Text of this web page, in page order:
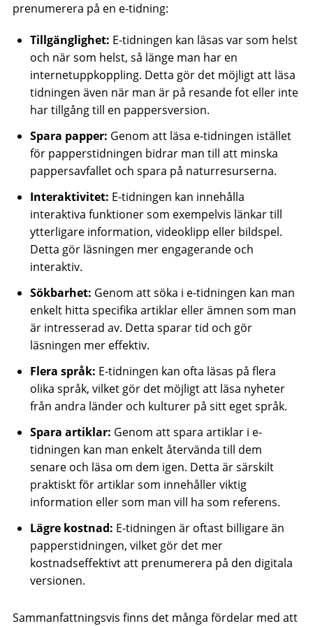
prenumerera på en e-tidning:
Tillgänglighet: E-tidningen kan läsas var som helst
och när som helst, så länge man har en
internetuppkoppling. Detta gör det möjligt att läsa
tidningen även när man är på resande fot eller inte
har tillgång till en pappersversion.
Spara papper: Genom att läsa e-tidningen istället
för papperstidningen bidrar man till att minska
pappersavfallet och spara på naturresurserna.
Interaktivitet: E-tidningen kan innehålla
interaktiva funktioner som exempelvis länkar till
ytterligare information, videoklipp eller bildspel.
Detta gör läsningen mer engagerande och
interaktiv.
Sökbarhet: Genom att söka i e-tidningen kan man
enkelt hitta specifika artiklar eller ämnen som man
är intresserad av. Detta sparar tid och gör
läsningen mer effektiv.
Flera språk: E-tidningen kan ofta läsas på flera
olika språk, vilket gör det möjligt att läsa nyheter
från andra länder och kulturer på sitt eget språk.
Spara artiklar: Genom att spara artiklar i e-
tidningen kan man enkelt återvända till dem
senare och läsa om dem igen. Detta är särskilt
praktiskt för artiklar som innehåller viktig
information eller som man vill ha som referens.
Lägre kostnad: E-tidningen är oftast billigare än
papperstidningen, vilket gör det mer
kostnadseffektivt att prenumerera på den digitala
versionen.
Sammanfattningsvis finns det många fördelar med att